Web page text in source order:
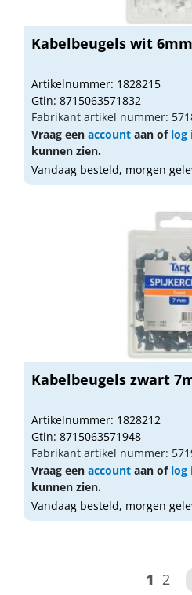
Kabelbeugels wit
Artikelnummer: 1828215
Gtin: 8715063571832
Fabrikant artikel nummer:
Vraag een account aan of log
kunnen zien.
Vandaag besteld, morgen
Kabelbeugels zwart
Artikelnummer: 1828212
Gtin: 8715063571948
Fabrikant artikel nummer:
Vraag een account aan of log
kunnen zien.
Vandaag besteld, morgen
1 2